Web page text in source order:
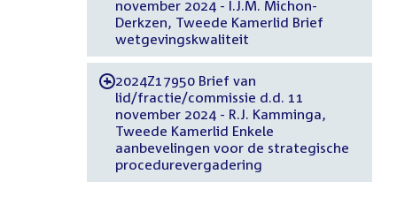
november 2024 - I.J.M. Michon-
Derkzen, Tweede Kamerlid Brief
wetgevingskwaliteit
-2024Z17950 Brief van
lid/fractie/commissie d.d. 11
november 2024 - R.J. Kamminga,
Tweede Kamerlid Enkele
aanbevelingen voor de strategische
procedurevergadering